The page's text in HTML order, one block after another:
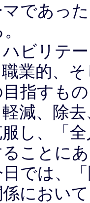
マであっ
ビリテ
業的、
指すも
減、除
し、「
ことに
では、
におい